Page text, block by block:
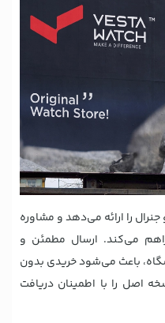
را ارائه می‌دهد و مشاوره
می‌کند. ارسال مطمئن و
باعث می‌شود خریدی بدون
اصل را با اطمینان دریافت